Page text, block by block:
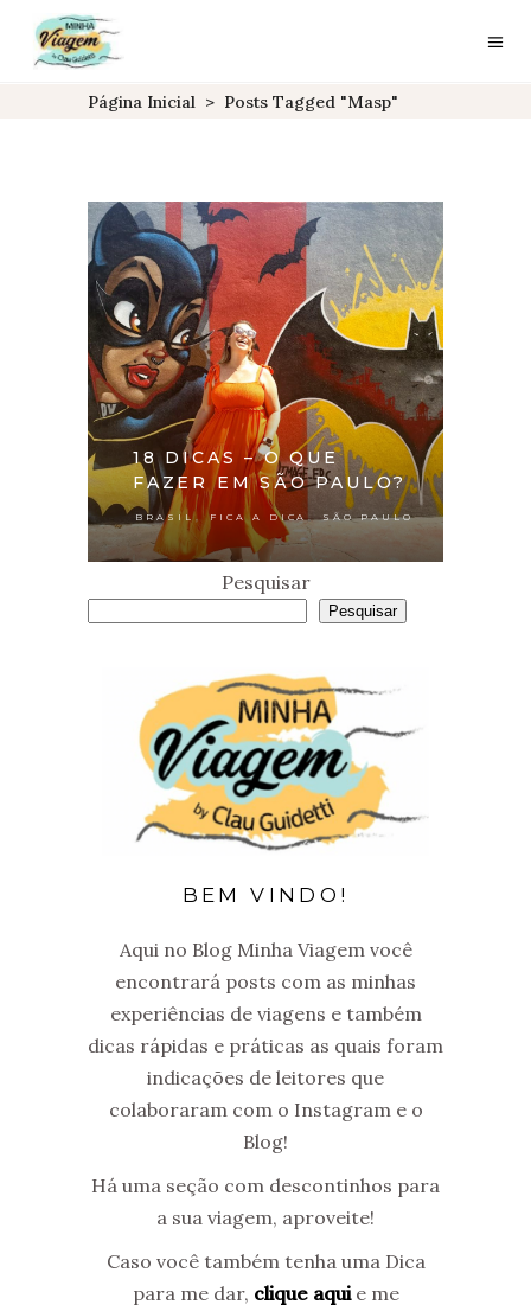
Página Inicial > Posts Tagged "masp"
18 DICAS – O QUE
FAZER EM SÃO PAULO?
BRASIL , FICA A DICA , SÃO PAULO
Pesquisar
Pesquisar
BEM VINDO!
Aqui no Blog Minha Viagem você
encontrará posts com as minhas
experiências de viagens e também
dicas rápidas e práticas as quais foram
indicações de leitores que
colaboraram com o Instagram e o
Blog!
Há uma seção com descontinhos para
a sua viagem, aproveite!
Caso você também tenha uma Dica
para me dar, clique aquie me